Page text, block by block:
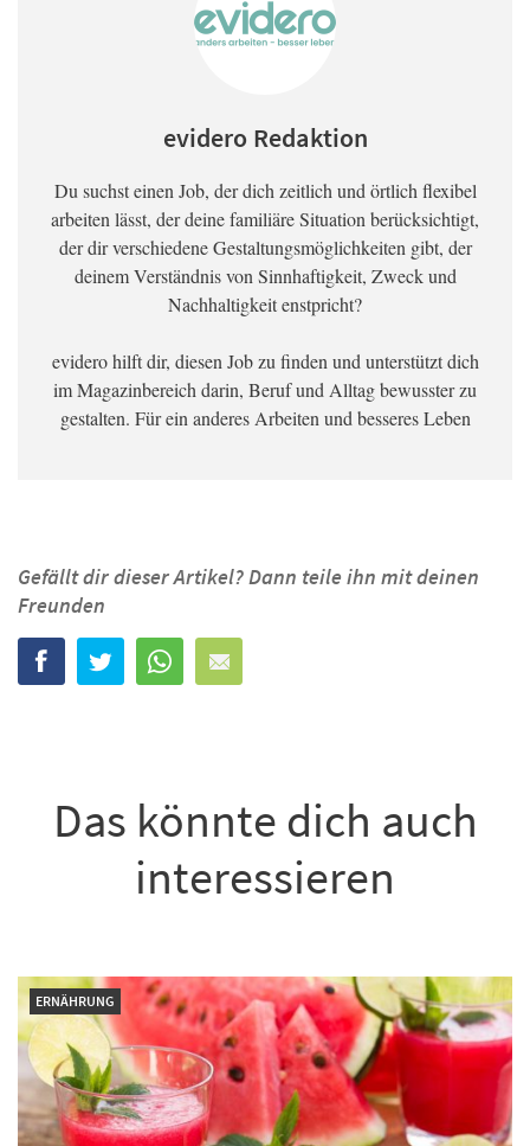
evidero Redaktion
Du suchst einen Job, der dich zeitlich und örtlich flexibel
arbeiten lässt, der deine familiäre Situation berücksichtigt,
der dir verschiedene Gestaltungsmöglichkeiten gibt, der
deinem Verständnis von Sinnhaftigkeit, Zweck und
Nachhaltigkeit enstpricht?
evidero hilft dir, diesen Job zu finden und unterstützt dich
im Magazinbereich darin, Beruf und Alltag bewusster zu
gestalten. Für ein anderes Arbeiten und besseres Leben
Gefällt dir dieser Artikel? Dann teile ihn mit deinen
Freunden
Das könnte dich auch
interessieren
ERNÄHRUNG